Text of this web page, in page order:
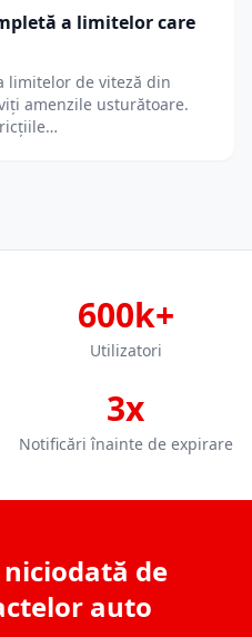
a limitelor care
limitelor de viteză din
amenzile usturătoare.
600k+
Utilizatori
3x
Notificări înainte de expirare
de
auto